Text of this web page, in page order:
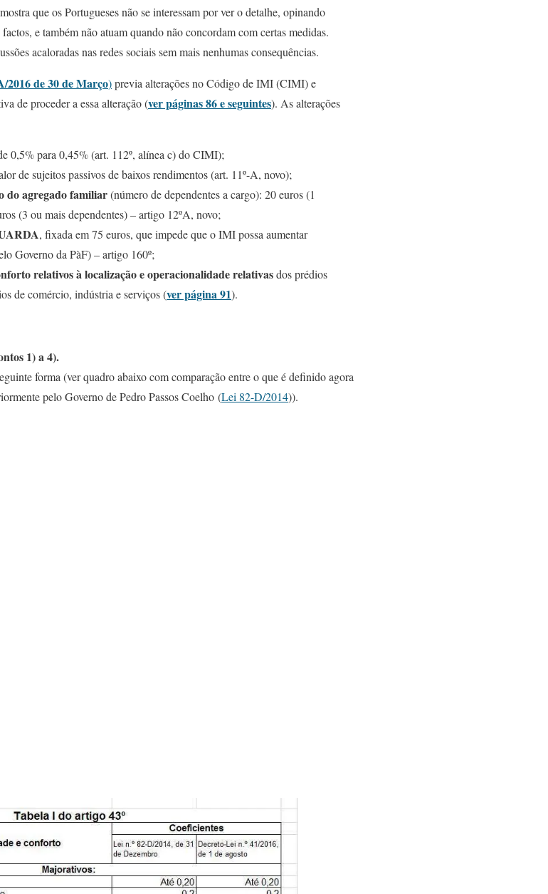
que os Portugueses não se interessam por ver o detalhe, opinando
e também não atuam quando não concordam com certas medidas.
acaloradas nas redes sociais sem mais nenhumas consequências.
2016 de 30 de Março)previa alterações no Código de IMI (CIMI) e
de proceder a essa alteração (ver páginas 86 e seguintes). As alterações
0,5% para 0,45% (art. 112º, alínea c) do CIMI);
de sujeitos passivos de baixos rendimentos (art. 11º-A, novo);
do agregado familiar(número de dependentes a cargo): 20 euros (1
(3 ou mais dependentes) – artigo 12ºA, novo;
, fixada em 75 euros, que impede que o IMI possa aumentar
Governo da PàF) – artigo 160º;
relativos à localização e operacionalidade relativasdos prédios
de comércio, indústria e serviços (ver página 91).
1) a 4).
forma (ver quadro abaixo com comparação entre o que é definido agora
pelo Governo de Pedro Passos Coelho (Lei 82-D/2014)).